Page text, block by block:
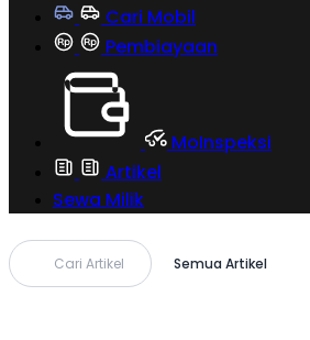
Cari Mobil
Pembiayaan
MoInspeksi
Artikel
Sewa Milik
Cari Artikel Semua Artikel